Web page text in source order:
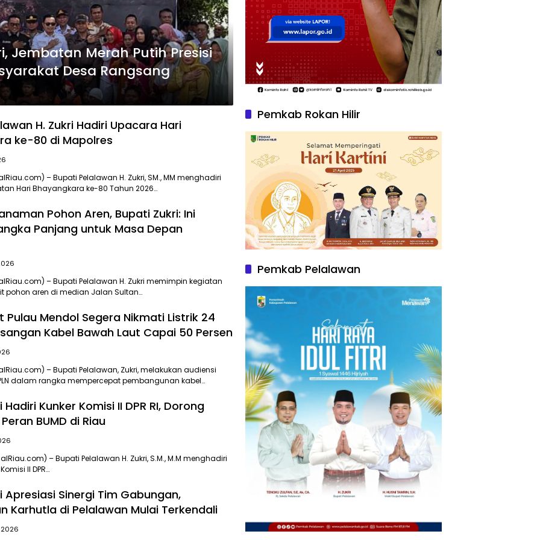
Jembatan Merah Putih Presisi
Desa Rangsang
H. Zukri Hadiri Upacara Hari
ke-80 di Mapolres
– Bupati Pelalawan H. Zukri, SM., MM menghadiri
Hari Bhayangkara ke-80 Tahun 2026…
Pohon Aren, Bupati Zukri: Ini
Panjang untuk Masa Depan
– Bupati Pelalawan H. Zukri memimpin kegiatan
pohon aren di median Jalan Sultan…
Pulau Mendol Segera Nikmati Listrik 24
Kabel Bawah Laut Capai 50 Persen
– Bupati Pelalawan, Zukri, melakukan audiensi
dalam rangka mempercepat pembangunan kabel…
Kunker Komisi II DPR RI, Dorong
BUMD di Riau
– Bupati Pelalawan H. Zukri, S.M., M.M menghadiri
II DPR…
Apresiasi Sinergi Tim Gabungan,
Karhutla di Pelalawan Mulai Terkendali
2026
Pemkab Rokan Hilir
Pemkab Pelalawan